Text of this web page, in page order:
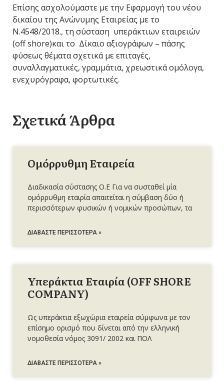
Επίσης ασχολούμαστε με την Εφαρμογή του νέου
δικαίου της Ανώνυμης Εταιρείας με το
Ν.4548/2018., τη σύσταση υπεράκτιων εταιρειών
(οff shore)και το Δίκαιο αξιογράφων – πάσης
φύσεως θέματα σχετικά με επιταγές,
συναλλαγματικές, γραμμάτια, χρεωστικά ομόλογα,
ενεχυρόγραφα, φορτωτικές.
Σχετικά Άρθρα
Ομόρρυθμη Εταιρεία
Διαδικασία σύστασης Ο.Ε Για να συσταθεί μία
ομόρρυθμη εταιρία απαιτείται η σύμβαση δύο ή
περισσότερων φυσικών ή νομικών προσώπων, τα
ΔΙΑΒΆΣΤΕ ΠΕΡΙΣΣΌΤΕΡΑ »
Υπεράκτια Εταιρία (ΟFF SHORE
COMPANY)
Ως υπεράκτια εξωχώρια εταιρεία σύμφωνα με τον
επίσημο ορισμό που δίνεται από την ελληνική
νομοθεσία νόμος 3091/ 2002 και ΠΟΛ
ΔΙΑΒΆΣΤΕ ΠΕΡΙΣΣΌΤΕΡΑ »